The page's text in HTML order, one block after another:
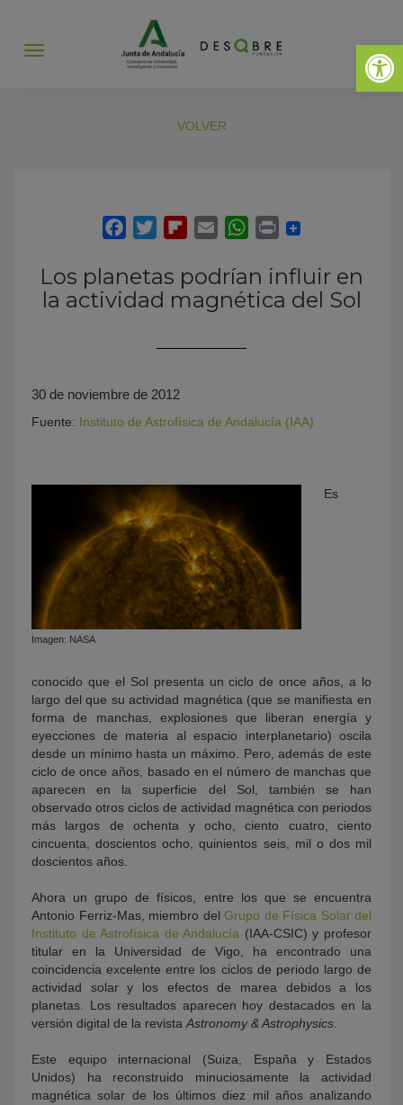
Abrir
Abrir
VOLVER
Los planetas podrían influir en
la actividad magnética del Sol
30 de noviembre de 2012
Fuente: Instituto de Astrofísica de Andalucía (IAA)
Imagen: NASA
Es
conocido que el Sol presenta un ciclo de once años, a lo
largo del que su actividad magnética (que se manifiesta en
forma de manchas, explosiones que liberan energía y
eyecciones de materia al espacio interplanetario) oscila
desde un mínimo hasta un máximo. Pero, además de este
ciclo de once años, basado en el número de manchas que
aparecen en la superficie del Sol, también se han
observado otros ciclos de actividad magnética con periodos
más largos de ochenta y ocho, ciento cuatro, ciento
cincuenta, doscientos ocho, quinientos seis, mil o dos mil
doscientos años.
Ahora un grupo de físicos, entre los que se encuentra
Antonio Ferriz-Mas, miembro del Grupo de Física Solar del
Instituto de Astrofísica de Andalucía (IAA-CSIC) y profesor
titular en la Universidad de Vigo, ha encontrado una
coincidencia excelente entre los ciclos de periodo largo de
actividad solar y los efectos de marea debidos a los
planetas. Los resultados aparecen hoy destacados en la
versión digital de la revistaAstronomy & Astrophysics.
Este equipo internacional (Suiza, España y Estados
Unidos) ha reconstruido minuciosamente la actividad
magnética solar de los últimos diez mil años analizando